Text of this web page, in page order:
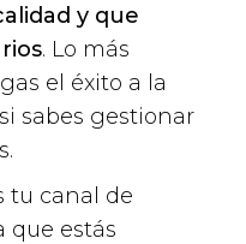
y que
. Lo más
el éxito a la
sabes gestionar
tu canal de
que estás